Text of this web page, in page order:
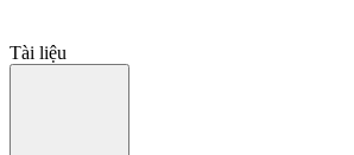
Tài liệu